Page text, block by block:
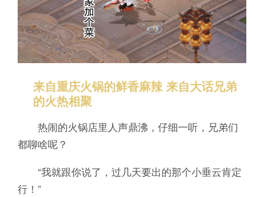
来自重庆火锅的鲜香麻辣 来自大话兄弟
的火热相聚
热闹的火锅店里人声鼎沸，仔细一听，兄弟们
都聊啥呢？
“我就跟你说了，过几天要出的那个小垂云肯定
行！”